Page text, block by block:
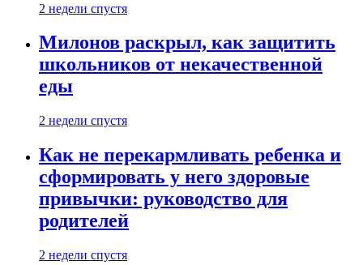
2 недели спустя
Милонов раскрыл, как защитить
школьников от некачественной
еды
2 недели спустя
Как не перекармливать ребенка и
сформировать у него здоровые
привычки: руководство для
родителей
2 недели спустя